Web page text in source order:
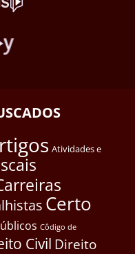
Atividades e
Certo
Côdigo de
Civil Direito